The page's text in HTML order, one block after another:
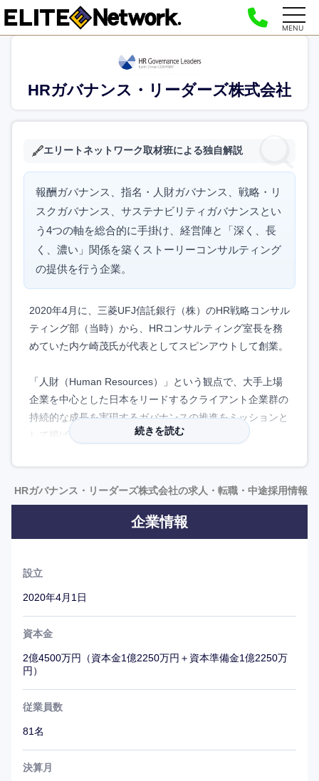
MENU
HRガバナンス・リーダーズ株式会社
エリートネットワーク取材班による独自解説
報酬ガバナンス、指名・人財ガバナンス、戦略・リ
スクガバナンス、サステナビリティガバナンスとい
う4つの軸を総合的に手掛け、経営陣と「深く、長
く、濃い」関係を築くストーリーコンサルティング
の提供を行う企業。
2020年4月に、三菱UFJ信託銀行（株）のHR戦略コンサル
ティング部（当時）から、HRコンサルティング室長を務
めていた内ケ崎茂氏が代表としてスピンアウトして創業。
「人財（Human Resources）」という観点で、大手上場
企業を中心とした日本をリードするクライアント企業群の
持続的な成長を実現するガバナンスの推進をミッションと
して掲げる。
する統合ボードアドバイザリーの提供ができる唯一無二の
ファームであり、「コーポレートガバナンスのかかりつけ
意義がある、という考えの下、あくまでも「黒子」という
意識を持って業務に向き合っている。その為、各領域が競
ている、
三菱UFJ信託銀行からスピンアウトしたという背景により
ズのため新しい組織・カルチャーを創ることの出来る環
カウンターパートがCxOというような、大企業では経験で
続きを読む
HRガバナンス・リーダーズ株式会社の求人・転職・中途採用情報
企業情報
設立
2020年4月1日
資本金
2億4500万円（資本金1億2250万円＋資本準備金1億2250万
円）
従業員数
81名
決算月